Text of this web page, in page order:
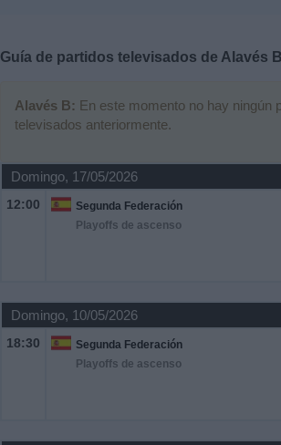
Guía de partidos televisados de Alavés B
Alavés B: En este momento no hay ningún
televisados anteriormente.
Domingo, 17/05/2026
12:00
Segunda Federación
Playoffs de ascenso
Domingo, 10/05/2026
18:30
Segunda Federación
Playoffs de ascenso